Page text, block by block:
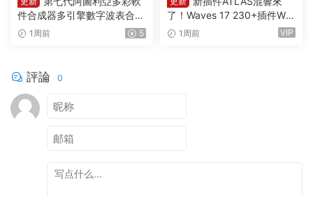
件合成器多引擎數字波表合成
器 Arturia Pigments v7.0.1 C
1周前 5
了！Waves 17 230+插件Wa
ves Ultimate v2026.07.27 In
1周前 VIP
評論 0